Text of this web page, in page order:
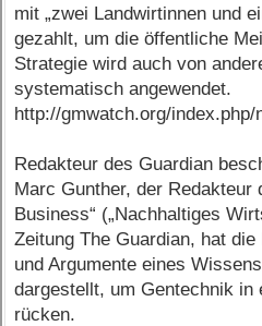
mit „zwei Landwirtinnen und
gezahlt, um die öffentliche
Strategie wird auch von
systematisch angewendet.
http://gmwatch.org/
Redakteur des Guardian
Marc Gunther, der Redakteur
Business“ („Nachhaltiges
Zeitung The Guardian, hat
und Argumente eines
dargestellt, um Gentechnik in
rücken.